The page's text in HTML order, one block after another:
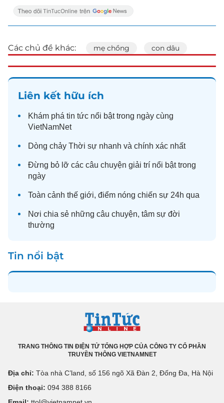
Các chủ đề khác: mẹ chồng con dâu
Liên kết hữu ích
Khám phá tin tức nổi bật trong ngày cùng
VietNamNet
Dòng chảy Thời sự nhanh và chính xác nhất
Đừng bỏ lỡ các câu chuyện giải trí nổi bật trong
ngày
Toàn cảnh thế giới, điểm nóng chiến sự 24h qua
Nơi chia sẻ những câu chuyện, tâm sự đời
thường
Tin nổi bật
TRANG THÔNG TIN ĐIỆN TỬ TỔNG HỢP CỦA CÔNG TY CỔ PHẦN
TRUYỀN THÔNG VIETNAMNET
Địa chỉ: Tòa nhà C’land, số 156 ngõ Xã Đàn 2, Đống Đa, Hà Nội
Điện thoại: 094 388 8166